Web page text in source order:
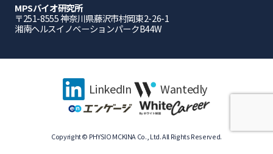
MPSバイオ研究所
〒251-8555 神奈川県藤沢市村岡東2-26-1
湘南ヘルスイノベーションパークB44W
LinkedIn Wantedly
Copyright © PHYSIO MCKINA Co., Ltd. All Rights Reserved.